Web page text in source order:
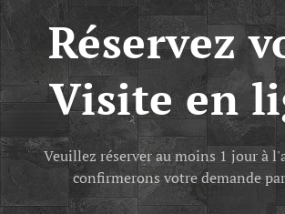
Réservez
Visite en
Veuillez réserver au moins 1 jour à
confirmerons votre demande